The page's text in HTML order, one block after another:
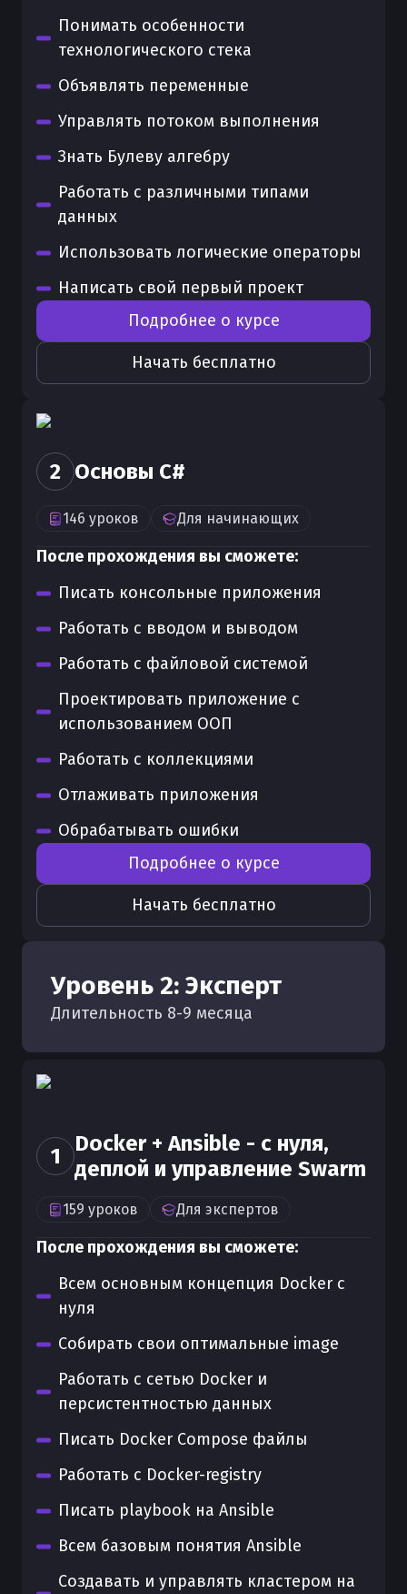
Понимать особенности
технологического стека
Объявлять переменные
Управлять потоком выполнения
Знать Булеву алгебру
Работать с различными типами
данных
Использовать логические операторы
Написать свой первый проект
Начать бесплатно
Подробнее о курсе
2 Основы C#
146 уроков Для начинающих
После прохождения вы сможете:
Писать консольные приложения
Работать с вводом и выводом
Работать с файловой системой
Проектировать приложение с
использованием ООП
Работать с коллекциями
Отлаживать приложения
Обрабатывать ошибки
Начать бесплатно
Подробнее о курсе
Уровень 2: Эксперт
Длительность 8-9 месяца
1
Docker + Ansible - с нуля,
деплой и управление Swarm
159 уроков Для экспертов
После прохождения вы сможете:
Всем основным концепция Docker с
нуля
Собирать свои оптимальные image
Работать с сетью Docker и
персистентностью данных
Писать Docker Compose файлы
Работать с Docker-registry
Писать playbook на Ansible
Всем базовым понятия Ansible
Создавать и управлять кластером на